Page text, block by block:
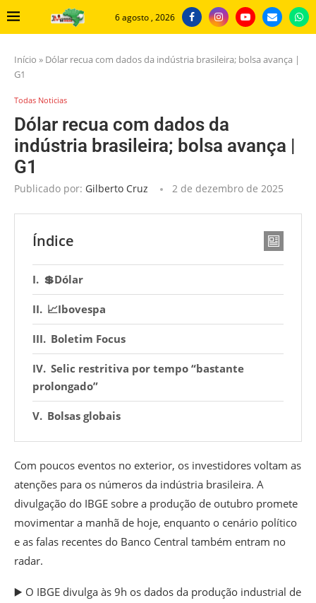
6 agosto , 2026
Início » Dólar recua com dados da indústria brasileira; bolsa avança |
G1
Todas Noticias
Dólar recua com dados da
indústria brasileira; bolsa avança |
G1
Publicado por: Gilberto Cruz 2 de dezembro de 2025
Índice
💲Dólar
📈Ibovespa
Boletim Focus
Selic restritiva por tempo “bastante
prolongado”
Bolsas globais
Com poucos eventos no exterior, os investidores voltam as
atenções para os números da indústria brasileira. A
divulgação do IBGE sobre a produção de outubro promete
movimentar a manhã de hoje, enquanto o cenário político
e as falas recentes do Banco Central também entram no
radar.
▶️ O IBGE divulga às 9h os dados da produção industrial de